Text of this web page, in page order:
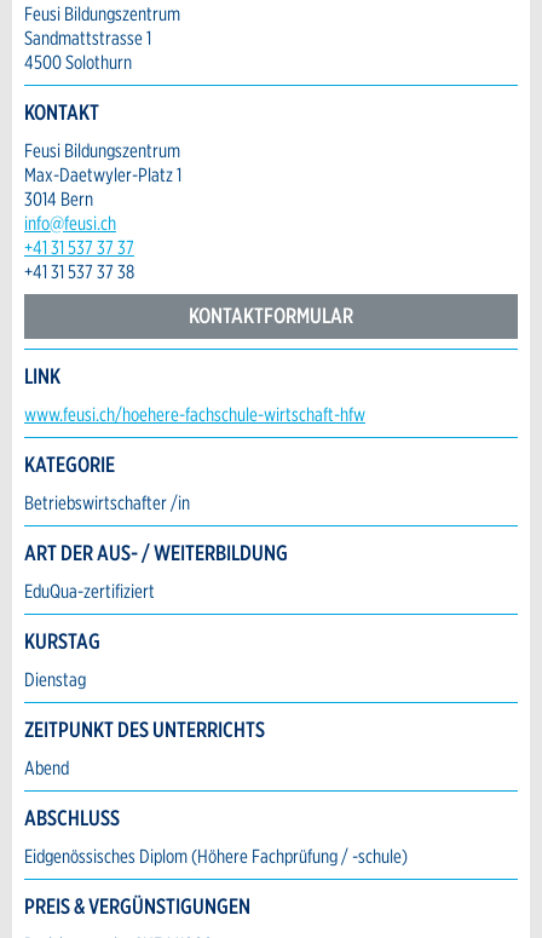
Nachricht
Zur Qualitätssicherung wird eine Kopie der E-
Mail an guidle übermittelt.
NACHRICHT SENDEN
* Eingabe erforderlich
ANZEIGE WEITEREMPFEHLEN
Schliessen
Firma / Organisation:
Adresszusatz:
Strasse und Nr. *:
PLZ / Ort *:
E-Mail *:
Telefon *:
Nachricht:
* Pflichtfeld
Information: Zur Qualitätssicherung wird eine
Privacy Policy
SCHLIESSEN
Feusi Bildungszentrum
Sandmattstrasse 1
4500 Solothurn
KONTAKT
Feusi Bildungszentrum
Max-Daetwyler-Platz 1
3014 Bern
info@feusi.ch
+41 31 537 37 37
+41 31 537 37 38
KONTAKTFORMULAR
Kontakt
Verfassen Sie eine Nachricht für die Kontaktpersonen dieser
Anzeige.
Adresse
LINK
www.feusi.ch/hoehere-fachschule-wirtschaft-hfw
KATEGORIE
Betriebswirtschafter /in
ART DER AUS- / WEITERBILDUNG
EduQua-zertifiziert
KURSTAG
Dienstag
ZEITPUNKT DES UNTERRICHTS
Abend
ABSCHLUSS
Eidgenössisches Diplom (Höhere Fachprüfung / -schule)
PREIS & VERGÜNSTIGUNGEN